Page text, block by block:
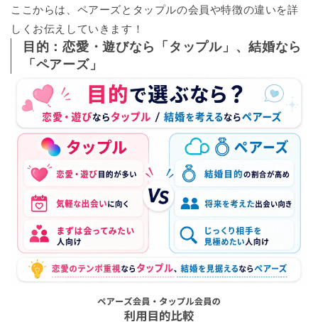
リンクが貼られていなかった箇所にリンクを追加しました
2025年8月19日
比較表の月額料金を最新の金額に更新しました。
2025年8月15日
ペアーズの料金を修正しました
ここからは、ペアーズとタップルの会員や特徴の違いを詳
しくお伝えしていきます！
目的：恋愛・遊びなら「タップル」、結婚なら
「ペアーズ」